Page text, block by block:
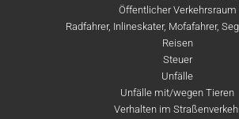
Öffentlicher Verkehrsraum
Radfahrer, Inlineskater, Mofafahrer,
Reisen
Steuer
Unfälle
Unfälle mit/wegen Tieren
Verhalten im